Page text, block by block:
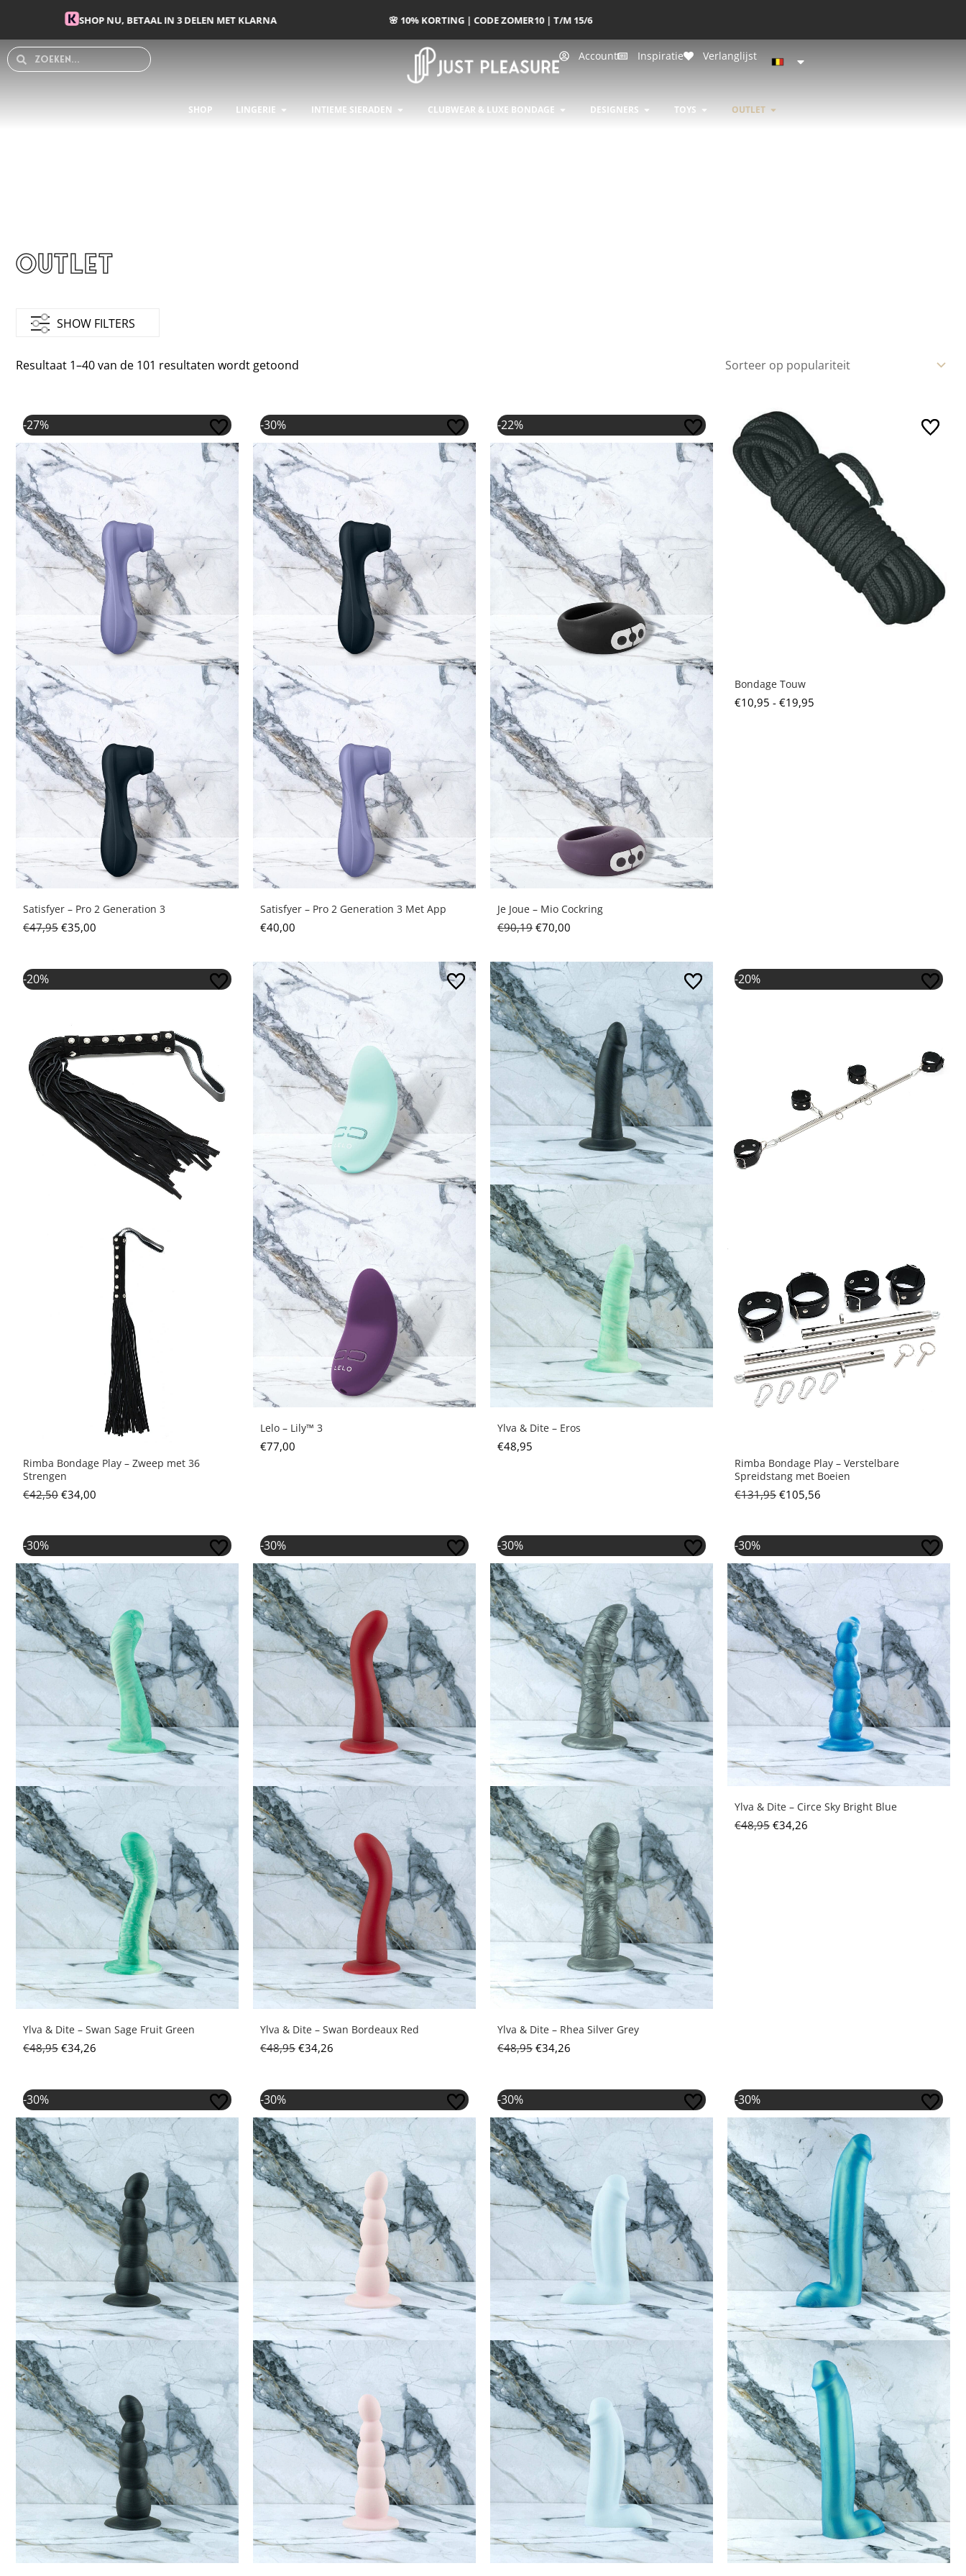
Spring naar de inhoud
SHOP NU, BETAAL IN 3 DELEN MET KLARNA 🌸 10% KORTING | CODE ZOMER10 | T/M 15/6
Search
Search Account Inspiratie Verlanglijst
SHOP LINGERIE OPEN LINGERIE
INTIEME SIERADEN OPEN INTIEME SIERADEN
CLUBWEAR & LUXE BONDAGE OPEN CLUBWEAR & LUXE BONDAGE
DESIGNERS OPEN DESIGNERS
TOYS OPEN TOYS
OUTLET OPEN OUTLET
Outlet
SHOW FILTERS
Resultaat 1–40 van de 101 resultaten wordt getoond
-27%
Satisfyer – Pro 2 Generation 3
€47,95
Oorspronkelijke prijs was: €47,95.
€35,00
Huidige prijs is: €35,00.
-30%
Satisfyer – Pro 2 Generation 3 Met App
€40,00
-22%
Je Joue – Mio Cockring
€90,19
Oorspronkelijke prijs was: €90,19.
€70,00
Huidige prijs is: €70,00.
Bondage Touw
€10,95 - €19,95
-20%
Rimba Bondage Play – Zweep met 36
Strengen
€42,50
Oorspronkelijke prijs was: €42,50.
€34,00
Huidige prijs is: €34,00.
Lelo – Lily™ 3
€77,00
Ylva & Dite – Eros
€48,95
-20%
Rimba Bondage Play – Verstelbare
Spreidstang met Boeien
€131,95
Oorspronkelijke prijs was: €131,95.
€105,56
Huidige prijs is: €105,56.
-30%
Ylva & Dite – Swan Sage Fruit Green
€48,95
Oorspronkelijke prijs was: €48,95.
€34,26
Huidige prijs is: €34,26.
-30%
Ylva & Dite – Swan Bordeaux Red
€48,95
Oorspronkelijke prijs was: €48,95.
€34,26
Huidige prijs is: €34,26.
-30%
Ylva & Dite – Rhea Silver Grey
€48,95
Oorspronkelijke prijs was: €48,95.
€34,26
Huidige prijs is: €34,26.
-30%
Ylva & Dite – Circe Sky Bright Blue
€48,95
Oorspronkelijke prijs was: €48,95.
€34,26
Huidige prijs is: €34,26.
-30%
Oorspronkelijke prijs was: €48,95.
Huidige prijs is: €34,26.
-30%
Oorspronkelijke prijs was: €48,95.
Huidige prijs is: €34,26.
-30%
Oorspronkelijke prijs was: €59,95.
Huidige prijs is: €41,96.
-30%
Oorspronkelijke prijs was: €94,95.
Huidige prijs is: €66,46.